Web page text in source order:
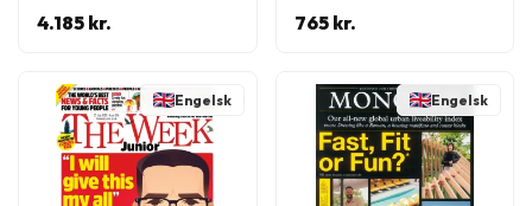
4.185 kr. 765 kr.
Engelsk Engelsk